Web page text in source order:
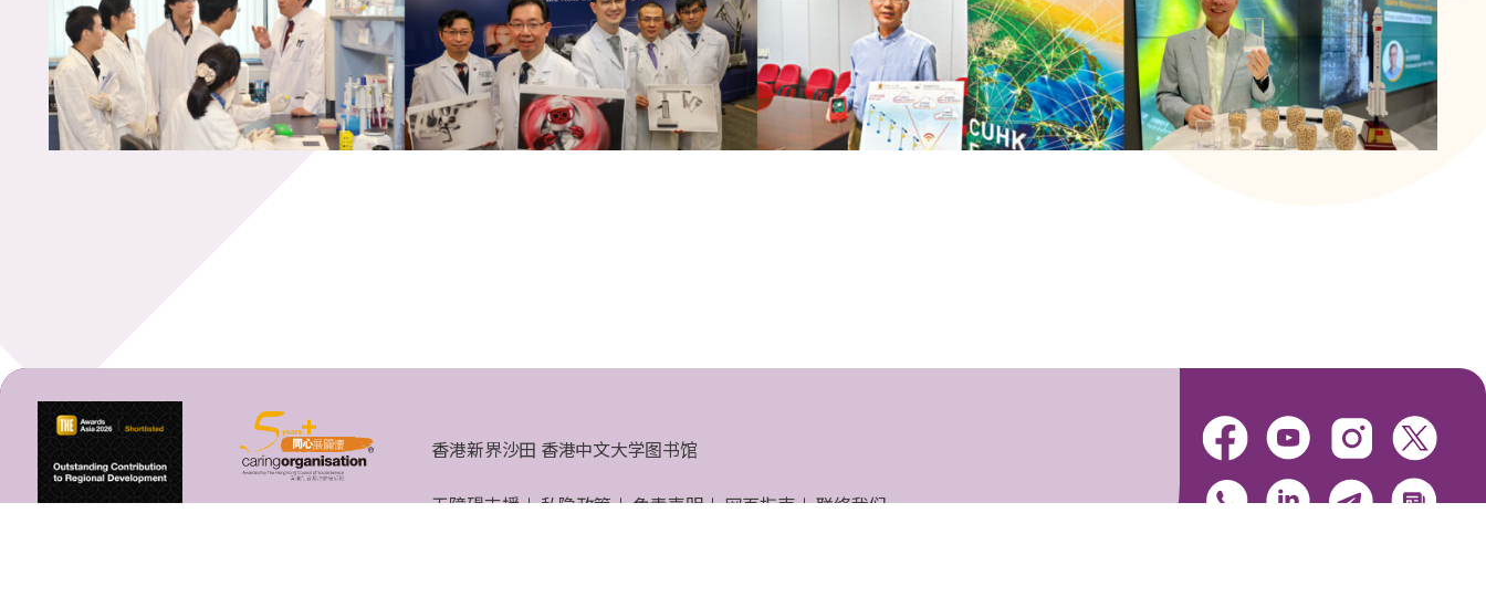
香港新界沙田 香港中文大学图书馆
无障碍支援 私隐政策 免责声明 网页指南
联络我们